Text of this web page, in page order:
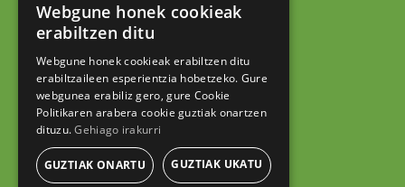
ESKORIATZAKO UDALA
Fernando Eskoriatza plaza 1
20540 Eskoriatza (Gipuzkoa)
Tel.: 943 71 44 07
hazi@eskoriatza.eus
Contacto
Aviso legal
Política de privacidad
Política de cookies
BASQUE
Webgune honek cookieak
erabiltzen ditu
Webgune honek cookieak erabiltzen ditu
erabiltzaileen esperientzia hobetzeko. Gure
webgunea erabiliz gero, gure Cookie
Politikaren arabera cookie guztiak onartzen
dituzu. Gehiago irakurri
GUZTIAK ONARTU GUZTIAK UKATU